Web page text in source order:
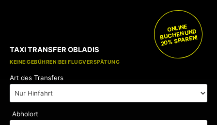
KOSTENLOSE KINDERSITZE
KEINE GEBÜHREN BEI FLUGVERSPÄTUNG
TAXI TRANSFER OBLADIS
ONLINE
BUCHEN UND
20% SPAREN!
Art des Transfers
Abholort